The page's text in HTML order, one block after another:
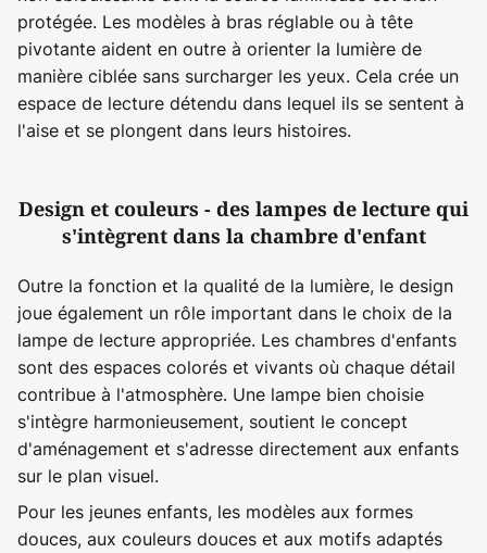
protégée. Les modèles à bras réglable ou à tête
pivotante aident en outre à orienter la lumière de
manière ciblée sans surcharger les yeux. Cela crée un
espace de lecture détendu dans lequel ils se sentent à
l'aise et se plongent dans leurs histoires.
Design et couleurs - des lampes de lecture qui
s'intègrent dans la chambre d'enfant
Outre la fonction et la qualité de la lumière, le design
joue également un rôle important dans le choix de la
lampe de lecture appropriée. Les chambres d'enfants
sont des espaces colorés et vivants où chaque détail
contribue à l'atmosphère. Une lampe bien choisie
s'intègre harmonieusement, soutient le concept
d'aménagement et s'adresse directement aux enfants
sur le plan visuel.
Pour les jeunes enfants, les modèles aux formes
douces, aux couleurs douces et aux motifs adaptés